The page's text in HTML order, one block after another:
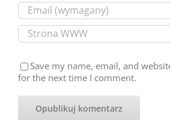
Save my name, email, and
for the next time I comment.